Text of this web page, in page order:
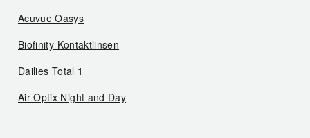
Acuvue Oasys
Biofinity Kontaktlinsen
Dailies Total 1
Air Optix Night and Day